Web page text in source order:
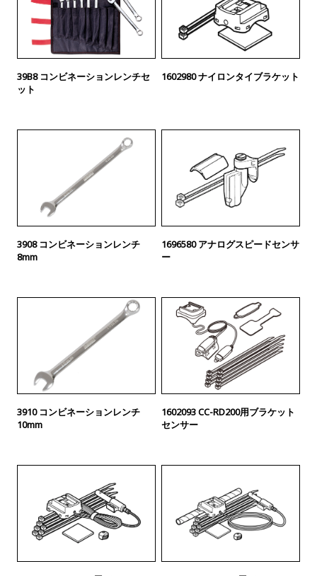
39B8 コンビネーションレンチセ
ット
1602980 ナイロンタイブラケット
3908 コンビネーションレンチ
8mm
1696580 アナログスピードセンサ
ー
3910 コンビネーションレンチ
10mm
1602093 CC-RD200用ブラケット
センサー